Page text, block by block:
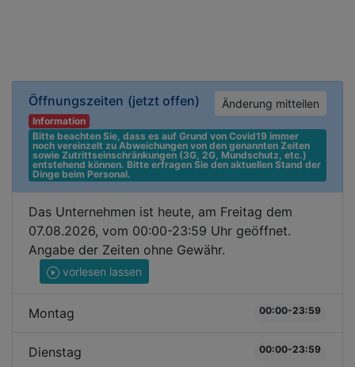
Öffnungszeiten (jetzt offen) Änderung mitteilen
Information
Bitte beachten Sie, dass es auf Grund von Covid19 immer
noch vereinzelt zu Abweichungen von den genannten Zeiten
sowie Zutrittseinschränkungen (3G, 2G, Mundschutz, etc.)
entstehend können. Bitte erfragen Sie den aktuellen Stand der
Dinge beim Personal.
Das Unternehmen ist heute, am Freitag dem
07.08.2026, vom 00:00-23:59 Uhr geöffnet.
Angabe der Zeiten ohne Gewähr.
vorlesen lassen
Montag 00:00-23:59
Dienstag 00:00-23:59